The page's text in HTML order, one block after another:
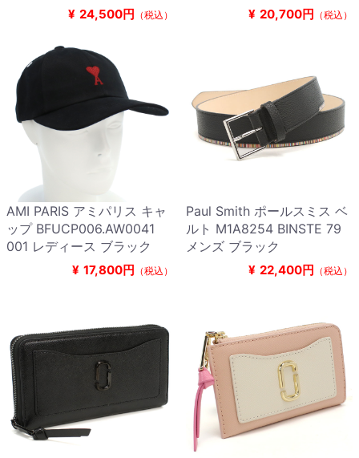
¥ 24,500円 （税込） ¥ 20,700円 （税込）
AMI PARIS アミパリス キャ
ップ BFUCP006.AW0041
001 レディース ブラック
¥ 17,800円 （税込）
Paul Smith ポールスミス ベ
ルト M1A8254 BINSTE 79
メンズ ブラック
¥ 22,400円 （税込）